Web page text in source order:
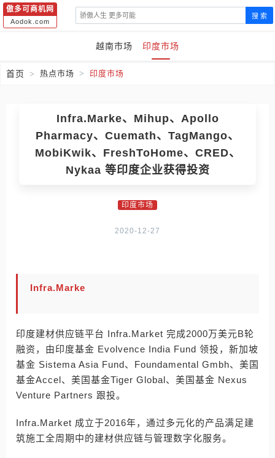
傲多可商机网
Aodok.com
搜 索
越南市场 印度市场
首页 热点市场 印度市场
Infra.Marke、Mihup、Apollo
Pharmacy、Cuemath、TagMango、
MobiKwik、FreshToHome、CRED、
Nykaa 等印度企业获得投资
印度市场
2020-12-27
Infra.Marke
印度建材供应链平台 Infra.Market 完成2000万美元B轮
融资，由印度基金 Evolvence India Fund 领投，新加坡
基金 Sistema Asia Fund、Foundamental Gmbh、美国
基金Accel、美国基金Tiger Global、美国基金 Nexus
Venture Partners 跟投。
Infra.Market 成立于2016年，通过多元化的产品满足建
筑施工全周期中的建材供应链与管理数字化服务。